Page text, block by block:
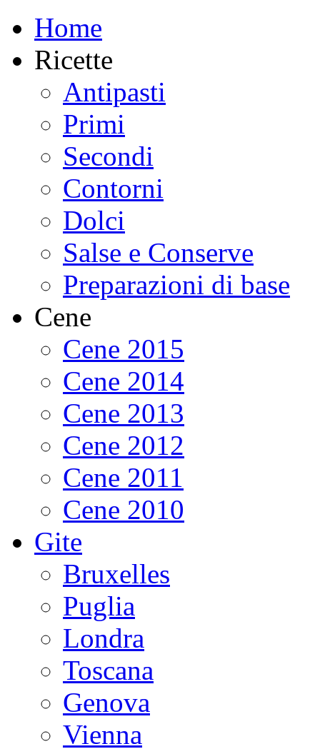
Home
Ricette
Antipasti
Primi
Secondi
Contorni
Dolci
Salse e Conserve
Preparazioni di base
Cene
Cene 2015
Cene 2014
Cene 2013
Cene 2012
Cene 2011
Cene 2010
Gite
Bruxelles
Puglia
Londra
Toscana
Genova
Vienna